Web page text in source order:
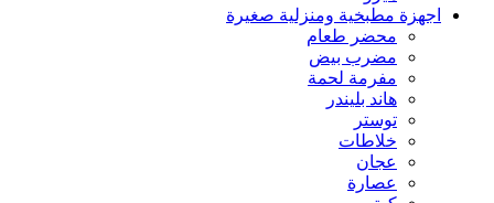
اجهزة مطبخية ومنزلية صغيرة
محضر طعام
مضرب بيض
مفرمة لحمة
هاند بليندر
توستر
خلاطات
عجان
عصارة